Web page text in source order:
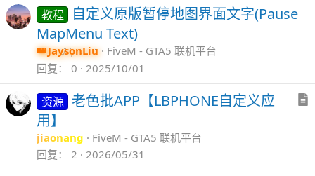
教程
自定义原版暂停地图界面文字(Pause
MapMenu Text)
JaysonLiu
FiveM - GTA5 联机平台
回复
0 2025/10/01
资源 老色批APP【LBPHONE自定义应
用】
jiaonang
FiveM - GTA5 联机平台
回复
2 2026/05/31